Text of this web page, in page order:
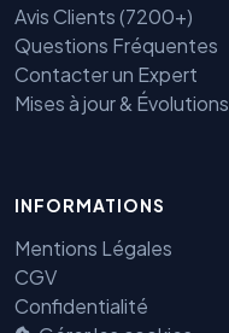
Avis Clients (7200+)
Questions Fréquentes
Contacter un Expert
Mises à jour & Évolutions
INFORMATIONS
Mentions Légales
CGV
Confidentialité